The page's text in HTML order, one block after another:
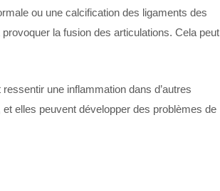
ou une calcification des ligaments des
la fusion des articulations. Cela peut
une inflammation dans d’autres
elles peuvent développer des problèmes de